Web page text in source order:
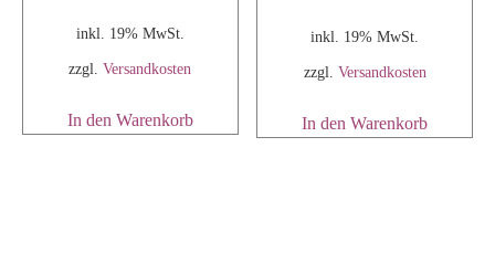
inkl. 19% MwSt.
zzgl.Versandkosten
In den Warenkorb
inkl. 19% MwSt.
zzgl. Versandkosten
In den Warenkorb